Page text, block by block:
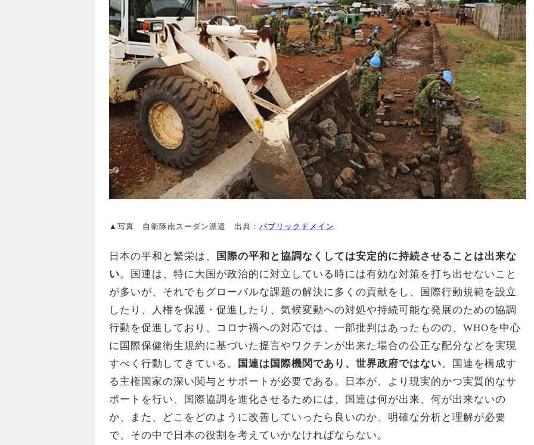
▲写真 自衛隊南スーダン派遣 出典： パブリックドメイン
日本の平和と繁栄は、
国際の平和と協調なくしては安定的に持続させることは出来な
い。国連は、特に大国が政治的に対立している時には有効な対策を打ち出せないこと
が多いが、それでもグローバルな課題の解決に多くの貢献をし、国際行動規範を設立
したり、人権を保護・促進したり、気候変動への対処や持続可能な発展のための協調
行動を促進しており、コロナ禍への対応では、一部批判はあったものの、WHOを中心
に国際保健衛生規約に基づいた提言やワクチンが出来た場合の公正な配分などを実現
すべく行動してきている。
国連は国際機関であり、世界政府ではない。国連を構成す
る主権国家の深い関与とサポートが必要である。日本が、より現実的かつ実質的なサ
ポートを行い、国際協調を進化させるためには、国連は何が出来、何が出来ないの
か、また、どこをどのように改善していったら良いのか、明確な分析と理解が必要
で、その中で日本の役割を考えていかなければならない。